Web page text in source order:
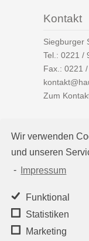
Wir verwenden
und unseren
-
Impressum
Funktional
Statistiken
Marketing
Kontakt
Siegburger
Tel.: 0221 /
Fax.: 0221
Zum
Auf
WEG-